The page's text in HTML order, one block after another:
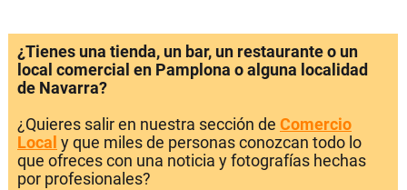
¿Tienes una tienda, un bar, un restaurante o un
local comercial en Pamplona o alguna localidad
de Navarra?
¿Quieres salir en nuestra sección de Comercio
Local y que miles de personas conozcan todo lo
que ofreces con una noticia y fotografías hechas
por profesionales?